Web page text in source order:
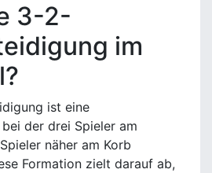
3-2-
im
ist eine
der drei Spieler am
näher am Korb
Formation zielt darauf ab,